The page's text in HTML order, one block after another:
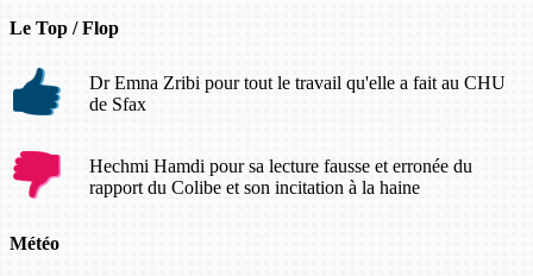
Le Top / Flop
Dr Emna Zribi pour tout le travail qu'elle a fait au CHU
de Sfax
Hechmi Hamdi pour sa lecture fausse et erronée du
rapport du Colibe et son incitation à la haine
Météo